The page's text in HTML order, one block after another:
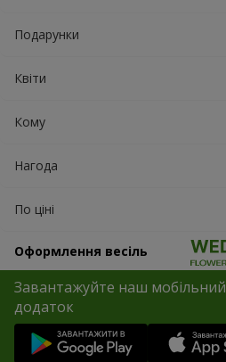
Подарунки
Квіти
Кому
Нагода
По ціні
Оформлення весіль
Завантажуйте наш мобільний
додаток